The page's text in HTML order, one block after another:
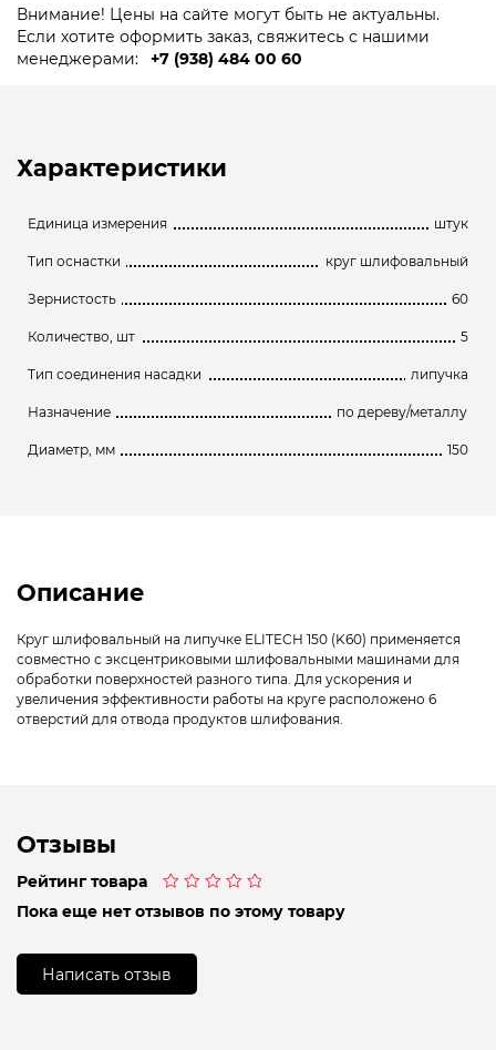
Внимание! Цены на сайте могут быть не актуальны.
Если хотите оформить заказ, свяжитесь с нашими
менеджерами:
+7 (938) 484 00 60
Характеристики
Единица измерения штук
Тип оснастки круг шлифовальный
Зернистость 60
Количество, шт 5
Тип соединения насадки липучка
Назначение по дереву/металлу
Диаметр, мм 150
Описание
Круг шлифовальный на липучке ELITECH 150 (K60) применяется
совместно с эксцентриковыми шлифовальными машинами для
обработки поверхностей разного типа. Для ускорения и
увеличения эффективности работы на круге расположено 6
отверстий для отвода продуктов шлифования.
Отзывы
Рейтинг товара
0
Пока еще нет отзывов по этому товару
Написать отзыв